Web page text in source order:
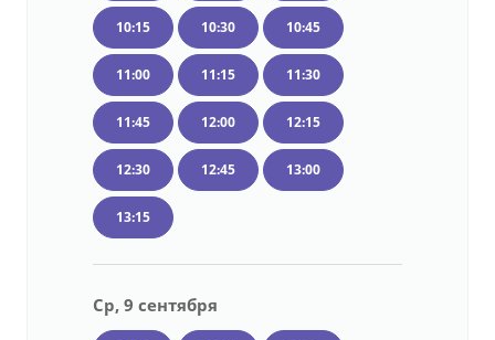
10:15 10:30 10:45
11:00 11:15 11:30
11:45 12:00 12:15
12:30 12:45 13:00
13:15
Ср, 9 сентября